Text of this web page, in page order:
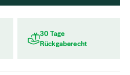
30 Tage
Rückgaberecht